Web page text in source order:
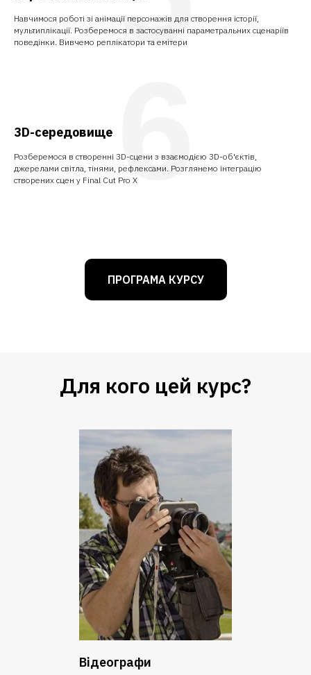
Навчимося роботі зі анімації персонажів для створення історії,
мультиплікації. Розберемося в застосуванні параметральних сценаріїв
поведінки. Вивчемо реплікатори та емітери
3D-середовище
Розберемося в створенні 3D-сцени з взаємодією 3D-об'єктів,
джерелами світла, тінями, рефлексами. Розглянемо інтеграцію
створених сцен у Final Cut Pro X6
ПРОГРАМА КУРСУ
Для кого цей курс?
Відеографи